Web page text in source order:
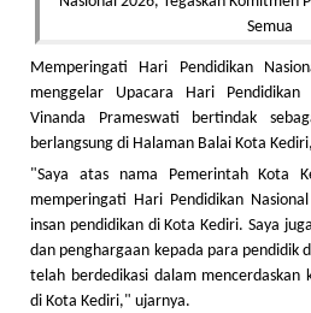
Memperingati Hari Pendidikan
menggelar Upacara Hari
Vinanda Prameswati bertindak
berlangsung di Halaman Balai Kota
"Saya atas nama Pemerintah Kota
memperingati Hari Pendidikan
insan pendidikan di Kota Kediri. Saya
dan penghargaan kepada para pendidik
telah berdedikasi dalam mencerdaskan
di Kota Kediri," ujarnya.